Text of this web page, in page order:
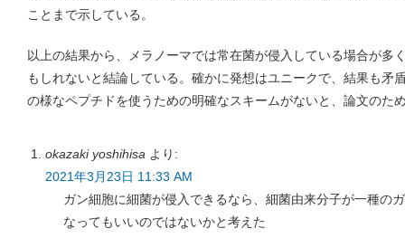
ことまで示している。
以上の結果から、メラノーマでは常在菌が侵入している場合が多
もしれないと結論している。確かに発想はユニークで、結果も矛
の様なペプチドを使うための明確なスキームがないと、論文のた
okazaki yoshihisa より:
2021年3月23日 11:33 AM
ガン細胞に細菌が侵入できるなら、細菌由来分子が一種の
なってもいいのではないかと考えた